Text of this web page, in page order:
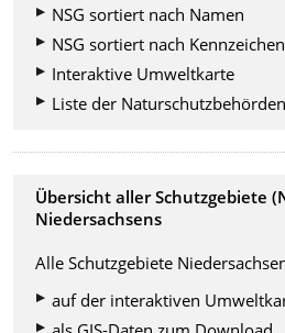
NSG sortiert nach Namen
NSG sortiert nach Kennzeichen
Interaktive Umweltkarte
Liste der Naturschutzbehörden
Übersicht aller Schutzgebiete
Niedersachsens
Alle Schutzgebiete
auf der interaktiven